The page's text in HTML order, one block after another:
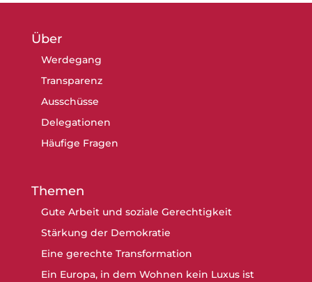
Über
Werdegang
Transparenz
Ausschüsse
Delegationen
Häufige Fragen
Themen
Gute Arbeit und soziale Gerechtigkeit
Stärkung der Demokratie
Eine gerechte Transformation
Ein Europa, in dem Wohnen kein Luxus ist